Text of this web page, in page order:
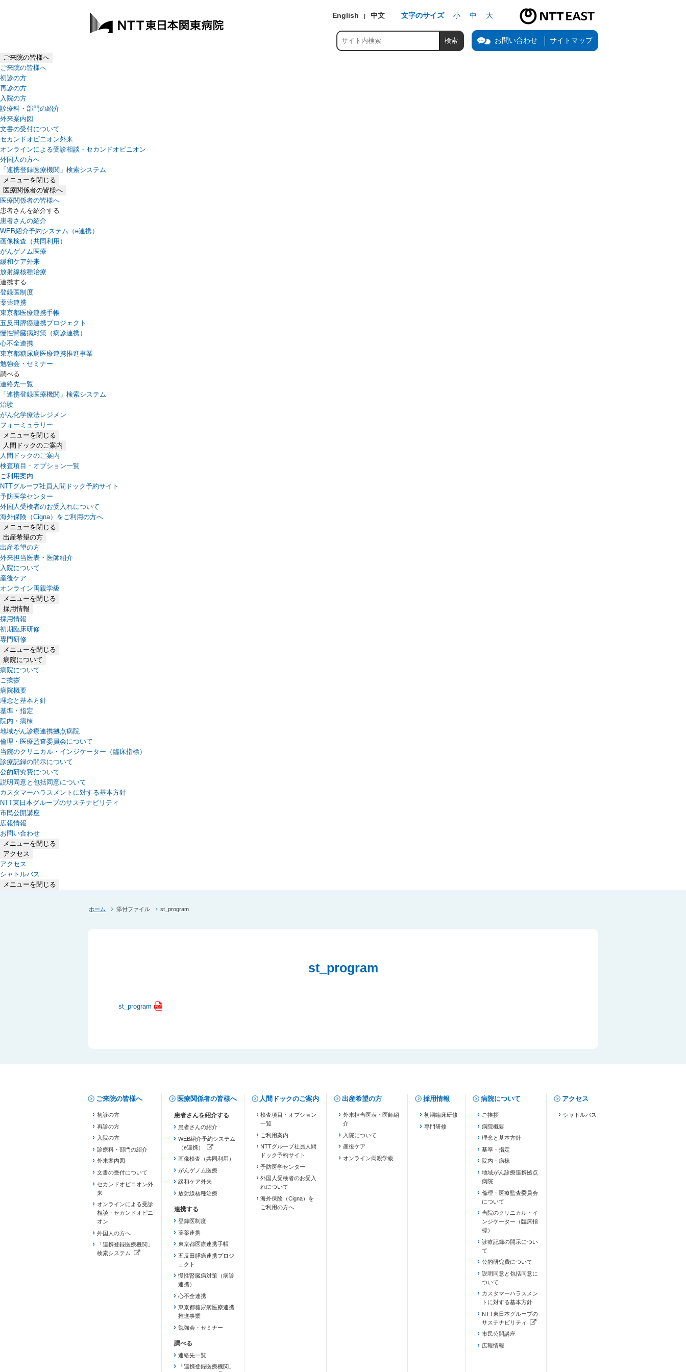
English 中文 文字のサイズ 小 中 大
NTT東日本公式サイト（新しいタブで開きます）
お問い合わせ サイトマップ
ご来院の皆様へ
ご来院の皆様へ
初診の方
再診の方
入院の方
診療科・部門の紹介
外来案内図
文書の受付について
セカンドオピニオン外来
オンラインによる受診相談・セカンドオピニオン
外国人の方へ
「連携登録医療機関」検索システム
（新しいタブで開きます）
メニューを閉じる
医療関係者の皆様へ
医療関係者の皆様へ
患者さんを紹介する
患者さんの紹介
WEB紹介予約システム（e連携）
（新しいタブで開きます）
画像検査（共同利用）
がんゲノム医療
緩和ケア外来
放射線核種治療
連携する
登録医制度
薬薬連携
東京都医療連携手帳
五反田膵癌連携プロジェクト
慢性腎臓病対策（病診連携）
心不全連携
東京都糖尿病医療連携推進事業
勉強会・セミナー
調べる
連絡先一覧
「連携登録医療機関」検索システム
（新しいタブで開きます）
治験
がん化学療法レジメン
フォーミュラリー
（PDFファイル、新しいタブで開きます）
メニューを閉じる
人間ドックのご案内
人間ドックのご案内
検査項目・オプション一覧
ご利用案内
NTTグループ社員人間ドック予約サイト
予防医学センター
外国人受検者のお受入れについて
海外保険（Cigna）をご利用の方へ
メニューを閉じる
出産希望の方
出産希望の方
外来担当医表・医師紹介
入院について
産後ケア
オンライン両親学級
メニューを閉じる
採用情報
採用情報
初期臨床研修
専門研修
メニューを閉じる
病院について
病院について
ご挨拶
病院概要
理念と基本方針
基準・指定
院内・病棟
地域がん診療連携拠点病院
倫理・医療監査委員会について
当院のクリニカル・インジケーター（臨床指標）
診療記録の開示について
公的研究費について
説明同意と包括同意について
カスタマーハラスメントに対する基本方針
NTT東日本グループのサステナビリティ
（新しいタブで開きます）
市民公開講座
広報情報
お問い合わせ
メニューを閉じる
アクセス
アクセス
シャトルバス
メニューを閉じる
ホーム 添付ファイル st_program
st_program
st_program
ご来院の皆様へ
初診の方
再診の方
入院の方
診療科・部門の紹介
外来案内図
文書の受付について
セカンドオピニオン外
来
オンラインによる受診
相談・セカンドオピニ
オン
外国人の方へ
「連携登録医療機関」
検索システム
医療関係者の皆様へ
患者さんの紹介
WEB紹介予約システム
（e連携）
（新しいタブで開きます）
画像検査（共同利用）
がんゲノム医療
緩和ケア外来
放射線核種治療
登録医制度
薬薬連携
東京都医療連携手帳
五反田膵癌連携プロジ
ェクト
慢性腎臓病対策（病診
連携）
心不全連携
東京都糖尿病医療連携
推進事業
勉強会・セミナー
連絡先一覧
「連携登録医療機関」
人間ドックのご案内
検査項目・オプション
一覧
ご利用案内
NTTグループ社員人間
ドック予約サイト
予防医学センター
外国人受検者のお受入
れについて
海外保険（Cigna）を
ご利用の方へ
出産希望の方
外来担当医表・医師紹
介
入院について
産後ケア
オンライン両親学級
採用情報
初期臨床研修
専門研修
病院について
ご挨拶
病院概要
理念と基本方針
基準・指定
院内・病棟
地域がん診療連携拠点
病院
倫理・医療監査委員会
について
当院のクリニカル・イ
ンジケーター（臨床指
標）
診療記録の開示につい
て
公的研究費について
説明同意と包括同意に
ついて
カスタマーハラスメン
トに対する基本方針
NTT東日本グループの
サステナビリティ
（新しいタブで開きます）
市民公開講座
広報情報
アクセス
シャトルバス